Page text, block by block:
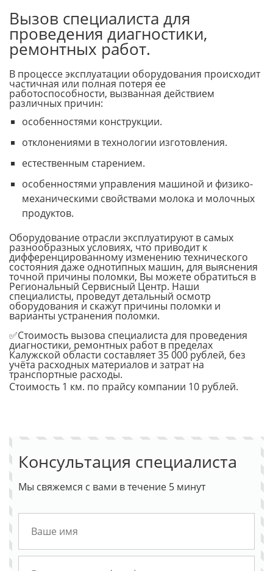
Вызов специалиста для
проведения диагностики,
ремонтных работ.
В процессе эксплуатации оборудования происходит
частичная или полная потеря ее
работоспособности, вызванная действием
различных причин:
особенностями конструкции.
отклонениями в технологии изготовления.
естественным старением.
особенностями управления машиной и физико-
механическими свойствами молока и молочных
продуктов.
Оборудование отрасли эксплуатируют в самых
разнообразных условиях, что приводит к
дифференцированному изменению технического
состояния даже однотипных машин, для выяснения
точной причины поломки, Вы можете обратиться в
Региональный Сервисный Центр. Наши
специалисты, проведут детальный осмотр
оборудования и скажут причины поломки и
варианты устранения поломки.
✅Стоимость вызова специалиста для проведения
диагностики, ремонтных работ в пределах
Калужской области составляет 35 000 рублей, без
учёта расходных материалов и затрат на
транспортные расходы.
Стоимость 1 км. по прайсу компании 10 рублей.
Консультация специалиста
Мы свяжемся с вами в течение 5 минут